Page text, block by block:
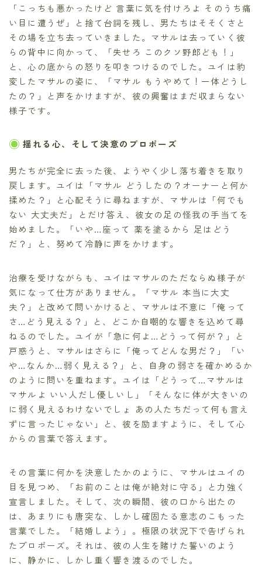
「こっちも悪かったけど 言葉に気を付けろよ そのうち痛
い目に遭うぜ」と捨て台詞を残し、男たちはそそくさと
その場を立ち去っていきました。マサルは去っていく彼
らの背中に向かって、「失せろ このクソ野郎ども！」
と、心の底からの怒りを叩きつけるのでした。ユイは豹
変したマサルの姿に、「マサル もうやめて！一体どうし
たの？」と声をかけますが、彼の興奮はまだ収まらない
様子です。
揺れる心、そして決意のプロポーズ
男たちが完全に去った後、ようやく少し落ち着きを取り
戻します。ユイは「マサル どうしたの？オーナーと何か
揉めた？」と心配そうに尋ねますが、マサルは「何でも
ない 大丈夫だ」とだけ答え、彼女の足の怪我の手当てを
始めました。「いや…座って 薬を塗るから 足はどう
だ？」と、努めて冷静に声をかけます。
治療を受けながらも、ユイはマサルのただならぬ様子が
気になって仕方がありません。「マサル 本当に大丈
夫？」と改めて問いかけると、マサルは不意に「俺って
さ…どう見える？」と、どこか自嘲的な響きを込めて尋
ねるのでした。ユイが「急に何よ…どうって何が？」と
戸惑うと、マサルはさらに「俺ってどんな男だ？」「い
や…なんか…弱く見える？」と、自身の弱さを確かめるか
のように問いを重ねます。ユイは「どうって…マサルは
マサルよ いい人だし優しいし」「そんなに体が大きいの
に弱く見えるわけないでしょ あの人たちだって何も言え
ずに言ったじゃない」と、彼を励ますように、そして心
からの言葉で答えます。
その言葉に何かを決意したかのように、マサルはユイの
目を見つめ、「お前のことは俺が絶対に守る」と力強く
宣言しました。そして、次の瞬間、彼の口から出たの
は、あまりにも唐突な、しかし確固たる意志のこもった
言葉でした。「結婚しよう」。極限の状況下で告げられ
たプロポーズ。それは、彼の人生を賭けた誓いのよう
に、静かに、しかし重く響き渡るのでした。